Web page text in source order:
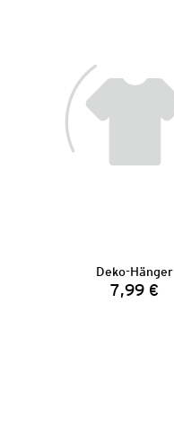
Deko-Hänger
Preis:
7,99 €